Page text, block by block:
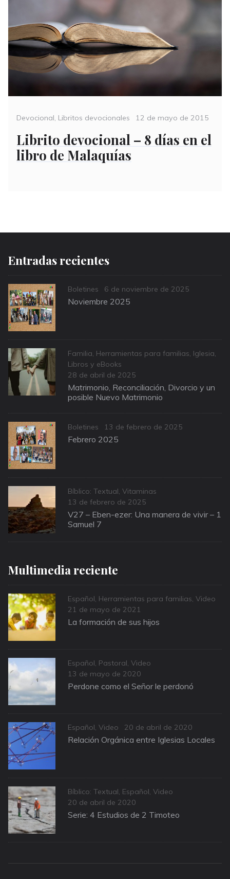
Categories
Devocional, Libritos devocionales
Posted
12 de mayo de 2015
Librito devocional – 8 días en el
libro de Malaquías
Entradas recientes
Categories
Boletines
Posted
on
6 de noviembre de 2025
Noviembre 2025
Categories
Familia, Herramientas para familias, Iglesia,
Libros y eBooks
Posted
on
28 de abril de 2025
Matrimonio, Reconciliación, Divorcio y un
posible Nuevo Matrimonio
Categories
Boletines
Posted
on
13 de febrero de 2025
Febrero 2025
Categories
Bíblico: Textual, Vitaminas
Posted
on
13 de febrero de 2025
V27 – Eben-ezer: Una manera de vivir – 1
Samuel 7
Multimedia reciente
Categories
Español, Herramientas para familias, Video
Posted
on
21 de mayo de 2021
La formación de sus hijos
Categories
Español, Pastoral, Video
Posted
on
13 de mayo de 2020
Perdone como el Señor le perdonó
Categories
Español, Video
Posted
on
20 de abril de 2020
Relación Orgánica entre Iglesias Locales
Categories
Bíblico: Textual, Español, Video
Posted
on
20 de abril de 2020
Serie: 4 Estudios de 2 Timoteo